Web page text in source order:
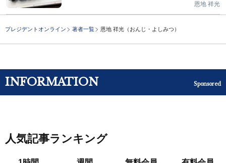
恩地 祥光
プレジデントオンライン 著者一覧 恩地 祥光（おんじ・よしみつ）
INFORMATION Sponsored
人気記事ランキング